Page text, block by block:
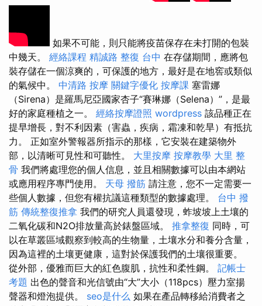
如果不可能，則只能將疫苗保存在未打開的包裝
中幾天。 經絡課程 精誠路 整復 台中 在存儲期間，應將包
裝存儲在一個涼爽的，可保護的地方，最好是在地窖或類似
的氣候中。 中清路 按摩 關鍵字優化 按摩課 塞雷娜
（Sirena）是羅馬尼亞國家杏子“賽琳娜（Selena）”，是最
好的家庭種植之一。 經絡按摩證照 wordpress 該品種正在
提早增長，對不利因素（害蟲，疾病，霜凍和乾旱）有抵抗
力。 正如室外警報器所指示的那樣，它安裝在建築物外
部，以清晰可見性和可聽性。 大里按摩 按摩教學 大里 整
骨 我們將處理您的個人信息，並且相關數據可以由本網站
或應用程序專門使用。 天母 撥筋 請注意，您不一定需要一
些個人數據，但您有權抗​​議這種類型的數據處理。 台中 撥
筋 傳統整復推拿 我們的研究人員還發現，蚱坡坡上土壤的
二氧化碳和N2O排放量高於錶盤區域。 推拿整復 同時，可
以在草叢區域觀察到較高的生物量，土壤水分和養分含量，
因為這裡的土壤更健康，這對於保護我們的土壤很重要。
從外部，優雅而巨大的紅色腹肌，抗性和柔性鋼。 記帳士
考題 出色的聲音和光信號由“大”大小（118pcs）壓力室揚
聲器和燈泡提供。 seo是什么 如果在產品轉移給消費者之